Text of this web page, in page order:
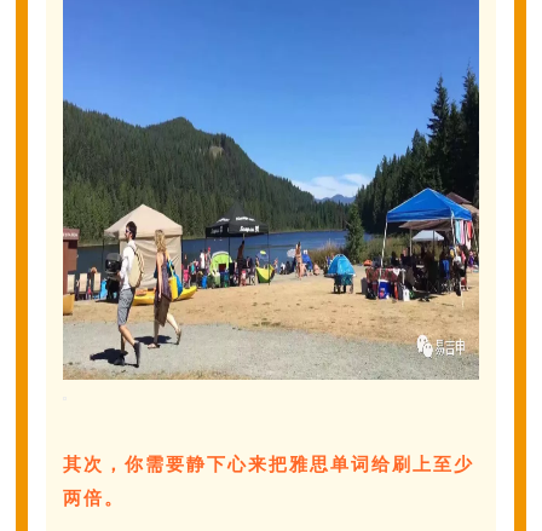
其次，你需要静下心来把雅思单词给刷上至少
两倍。